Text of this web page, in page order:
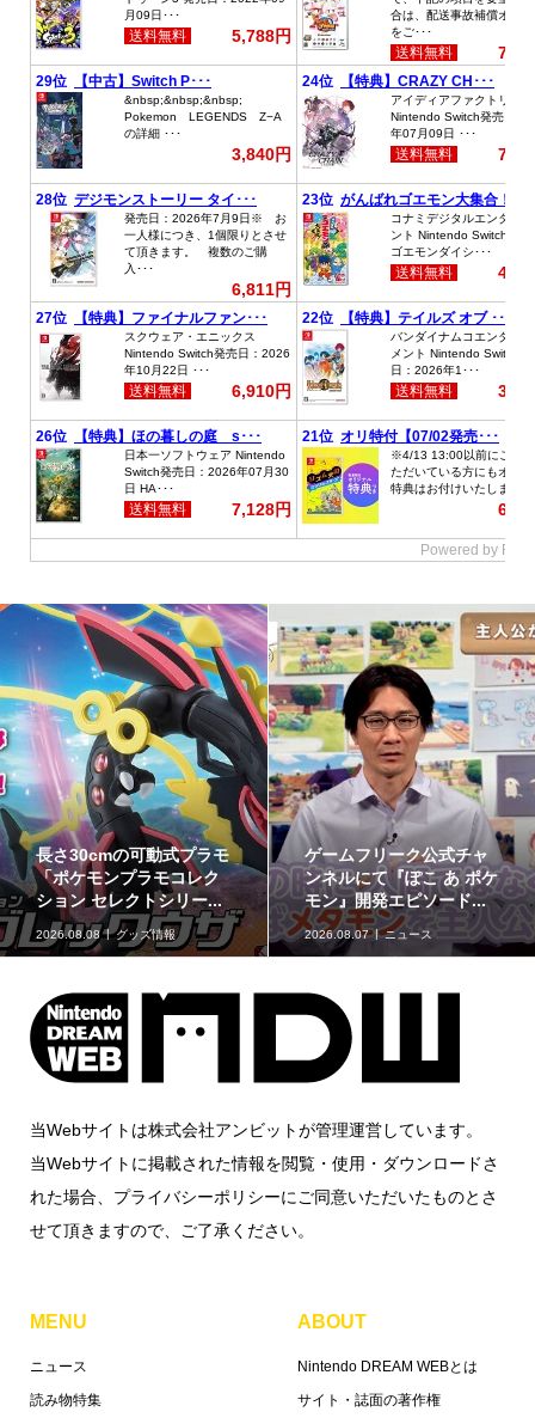
最初のパートナーポケモ
ンなど30種！「ポケット
モンスター30周年 ミニ...
2026.08.07 グッズ情報
ポケモンの姿のソフビ
金箱「ポケモンコイン
ンク」に、ゲンガーな...
2026.08.07 グッズ情報
当Webサイトは株式会社アンビットが管理運営しています。
当Webサイトに掲載された情報を閲覧・使用・ダウンロードさ
れた場合、プライバシーポリシーにご同意いただいたものとさ
せて頂きますので、ご了承ください。
MENU
ニュース
読み物特集
ABOUT
Nintendo DREAM WEBとは
サイト・誌面の著作権